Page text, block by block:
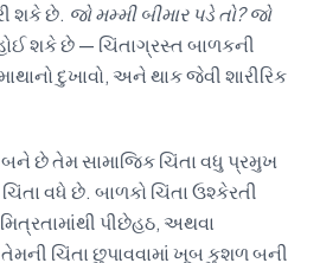
શકે છે. જો મમ્મી બીમાર પડે તો? જો
શકે છે — ચિંતાગ્રસ્ત બાળકની
દુખાવો, અને થાક જેવી શારીરિક
છે તેમ સામાજિક ચિંતા વધુ પ્રમુખ
વધે છે. બાળકો ચિંતા ઉશ્કેરતી
પીછેહઠ, અથવા
ચિંતા છુપાવવામાં ખૂબ કુશળ બની